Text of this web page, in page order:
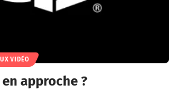
VIDÉO
en approche ?